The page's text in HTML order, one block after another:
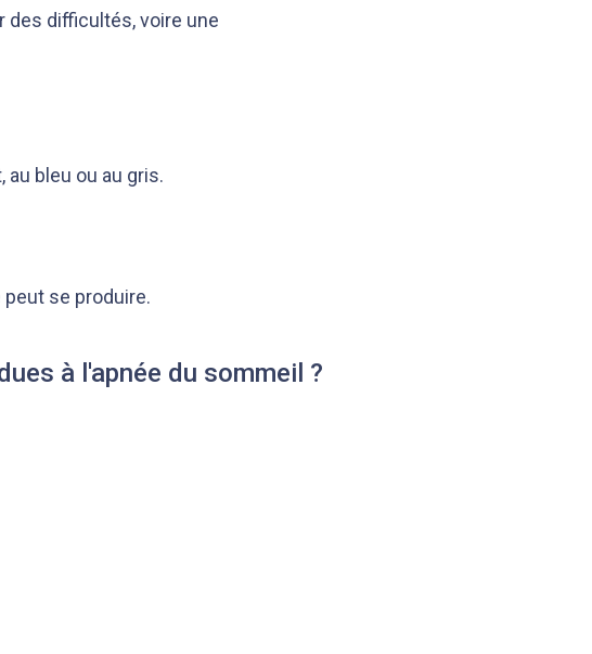
des difficultés, voire une
au bleu ou au gris.
se produire.
à l'apnée du sommeil ?